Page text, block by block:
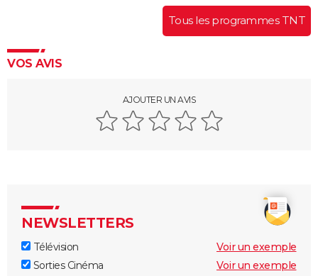
Tous les programmes TNT
VOS AVIS
AJOUTER UN AVIS
NEWSLETTERS
Télévision
Voir un exemple
Sorties Cinéma
Voir un exemple